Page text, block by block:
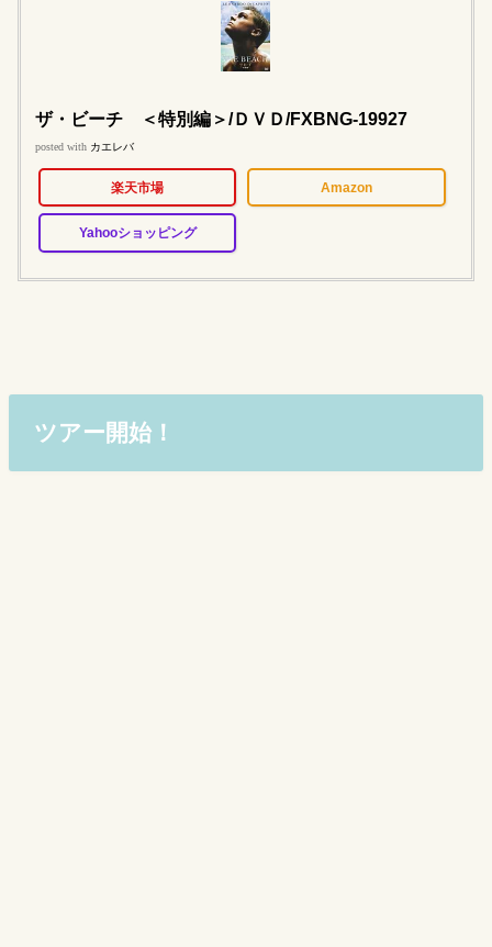
ザ・ビーチ ＜特別編＞/ＤＶＤ/FXBNG-19927
posted with カエレバ
楽天市場 Amazon
Yahooショッピング
ツアー開始！